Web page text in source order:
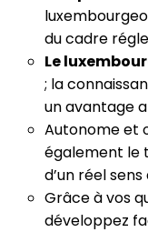
du cadre
Le
; la
un avantage
Autonome et
également le
d’un réel
Grâce à vos
développez